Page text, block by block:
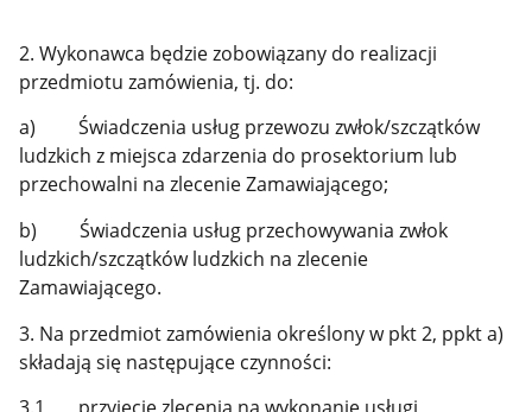
2. Wykonawca będzie zobowiązany do realizacji
przedmiotu zamówienia, tj. do:
a) Świadczenia usług przewozu zwłok/szczątków
ludzkich z miejsca zdarzenia do prosektorium lub
przechowalni na zlecenie Zamawiającego;
b) Świadczenia usług przechowywania zwłok
ludzkich/szczątków ludzkich na zlecenie
Zamawiającego.
3. Na przedmiot zamówienia określony w pkt 2, ppkt a)
składają się następujące czynności: